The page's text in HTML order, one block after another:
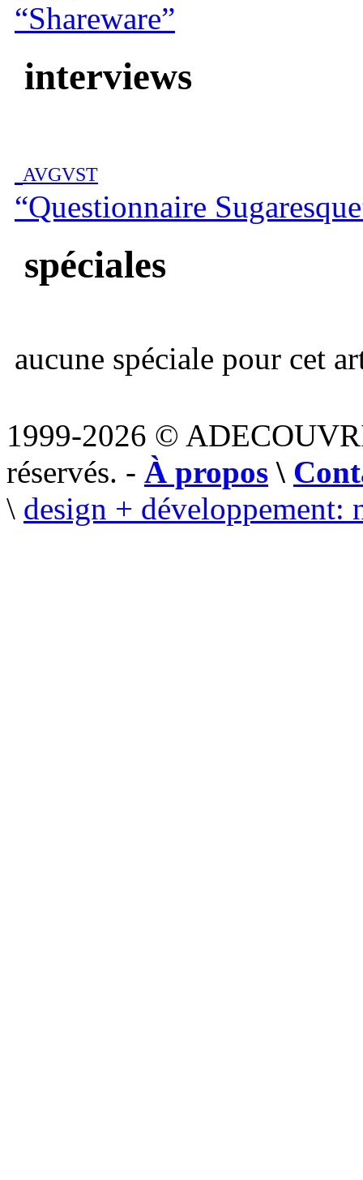
“Shareware”
interviews
AVGVST
“Questionnaire
spéciales
aucune spéciale pour cet
1999-2026 ©
réservés. - À propos \
\ design + développement: